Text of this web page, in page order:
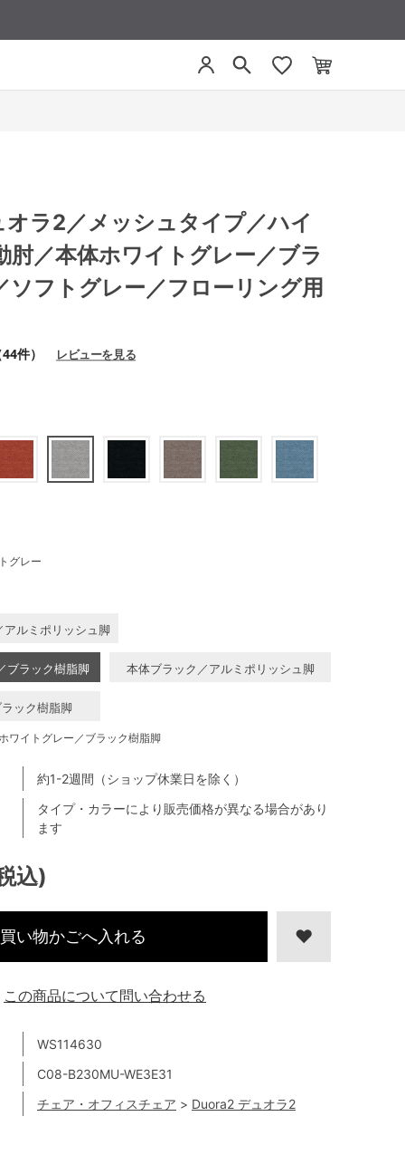
ラ2／メッシュタイプ／ハイ
肘／本体ホワイトグレー／ブラ
ソフトグレー／フローリング用
44件） レビューを見る
込)
WS114630
C08-B230MU-WE3E31
チェア・オフィスチェア > Duora2 デュオラ2
タイプ・カラーにより販売価格が異なる場合があり
ます
約1-2週間（ショップ休業日を除く）
グレー
ルミポリッシュ脚
ブラック樹脂脚 本体ブラック／アルミポリッシュ脚
ック樹脂脚
ワイトグレー／ブラック樹脂脚
買い物かごへ入れる
この商品について問い合わせる